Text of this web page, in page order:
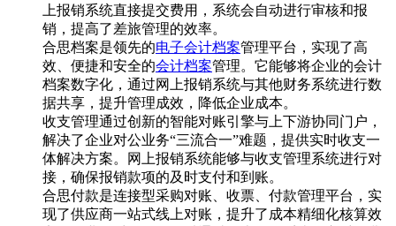
上报销系统直接提交费用，系统会自动进行审核和报
销，提高了差旅管理的效率。
合思档案是领先的电子会计档案管理平台，实现了高
效、便捷和安全的会计档案管理。它能够将企业的会计
档案数字化，通过网上报销系统与其他财务系统进行数
据共享，提升管理成效，降低企业成本。
收支管理通过创新的智能对账引擎与上下游协同门户，
解决了企业对公业务“三流合一”难题，提供实时收支一
体解决方案。网上报销系统能够与收支管理系统进行对
接，确保报销款项的及时支付和到账。
合思付款是连接型采购对账、收票、付款管理平台，实
现了供应商一站式线上对账，提升了成本精细化核算效